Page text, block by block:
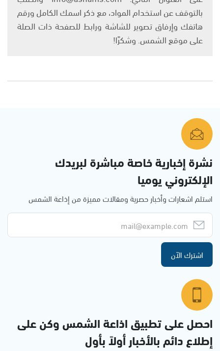
بالتوقف عن استخدام المواد، مع ذكر اسمك الكامل ورقم
هاتفك وإرفاق تصوير للشاشة ورابط للصفحة ذات الصلة
على موقع الشمس. وشكرًا!
نشرة إخبارية خاصة مباشرة لبريدك
الإلكتروني يوميا
استلم اشعارات وأخبار حصرية ومقالات مميزة من إذاعة الشمس
اشترك الآن
احصل على تطبيق اذاعة الشمس وكن على
إطلاع دائم بالأخبار أولاً بأول